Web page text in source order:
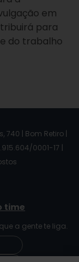
em
para
do trabalho
740 | Bom Retiro |
0001-17 |
time
a gente te liga.